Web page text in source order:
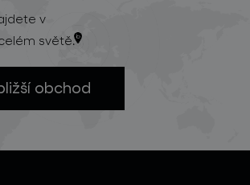
v
světě.
obchod